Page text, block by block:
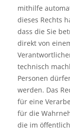
mithilfe
dieses Rechts
dass die Sie
direkt von
technisch
Personen
werden. Das
für eine
für die
die im